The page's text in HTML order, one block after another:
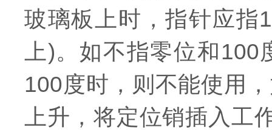
玻璃板上时，指针应指
上)。如不指零位和
100度时，则不能使用
上升，将定位销插入